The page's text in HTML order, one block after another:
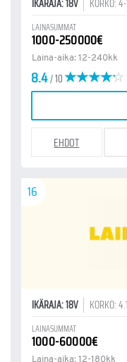
IKÄRAJA: 18V KORKO:
LAINASUMMAT
1000-250000€
Laina-aika: 12-240kk
8.4/ 10
EHDOT
16
IKÄRAJA: 18V KORKO:
LAINASUMMAT
1000-60000€
Laina-aika: 12-180kk